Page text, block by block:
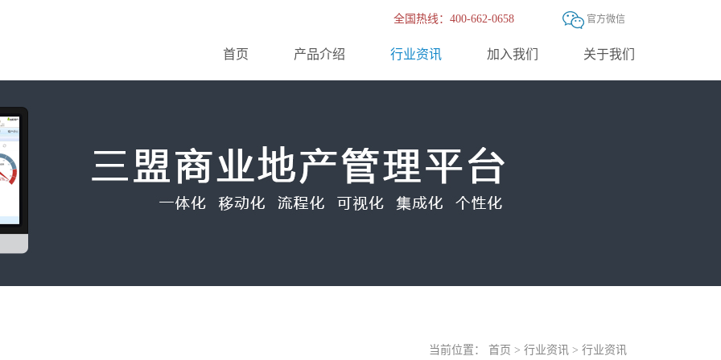
全国热线：400-662-0658 官方微信
首页 产品介绍 行业资讯 加入我们 关于我们
当前位置：首页 >行业资讯 >行业资讯